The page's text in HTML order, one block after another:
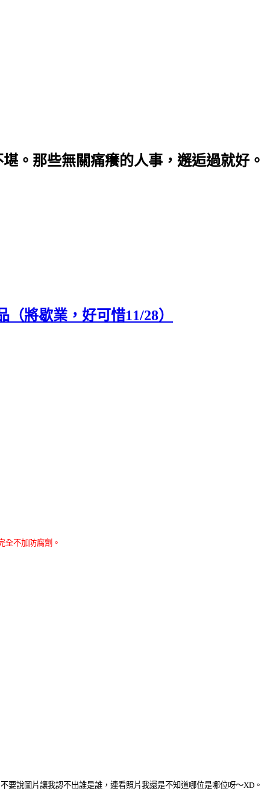
。那些無關痛癢的人事，邂逅過就好。
將歇業，好可惜11/28）
全不加防腐劑。
說圖片讓我認不出誰是誰，連看照片我還是不知道哪位是哪位呀～XD。